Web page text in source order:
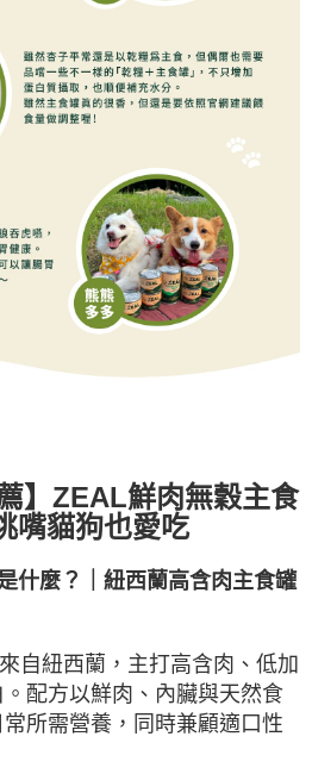
】 ZEAL鮮肉無穀主食
嘴貓狗也愛吃
什麼？｜紐西蘭高含肉主食罐
自紐西蘭，主打高含肉、低加
配方以鮮肉、內臟與天然食
所需營養，同時兼顧適口性